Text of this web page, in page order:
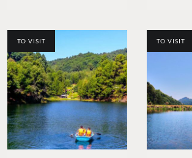
TO VISIT TO VISIT